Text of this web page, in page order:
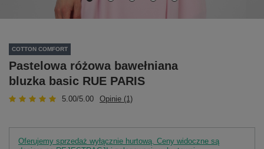
COTTON COMFORT
Pastelowa różowa bawełniana
bluzka basic RUE PARIS
5.00/5.00 Opinie (1)
Oferujemy sprzedaż wyłącznie hurtową. Ceny widoczne są